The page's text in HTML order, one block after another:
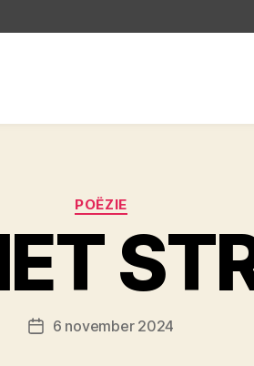
Categorieën
POËZIE
Berichtdatum
6 november 2024